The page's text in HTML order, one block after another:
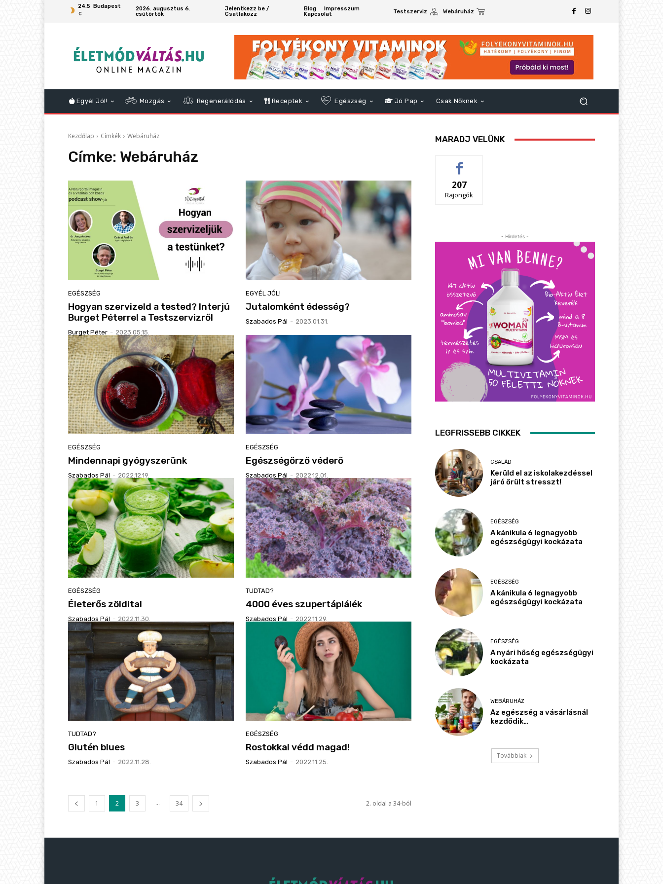
24.5
C
Budapest
2026. augusztus 6.
csütörtök
Jelentkezz be /
Csatlakozz
Blog
Impresszum
Kapcsolat
Testszerviz Webáruház
Egyél Jól! Mozgás Regenerálódás Receptek Egészség Jó Pap Csak Nőknek
Kezdőlap Címkék Webáruház
Címke: Webáruház
EGÉSZSÉG
Hogyan szervizeld a tested? Interjú
Burget Péterrel a Testszervizről
Burget Péter - 2023.05.15.
EGYÉL JÓL!
Jutalomként édesség?
Szabados Pál - 2023.01.31.
EGÉSZSÉG
Mindennapi gyógyszerünk
Szabados Pál - 2022.12.19.
EGÉSZSÉG
Egészségőrző véderő
Szabados Pál - 2022.12.01.
EGÉSZSÉG
Életerős zöldital
Szabados Pál - 2022.11.30.
TUDTAD?
4000 éves szupertáplálék
Szabados Pál - 2022.11.29.
TUDTAD?
Glutén blues
Szabados Pál - 2022.11.28.
EGÉSZSÉG
Rostokkal védd magad!
Szabados Pál - 2022.11.25.
1 2 3 ... 34 2. oldal a 34-ból
MARADJ VELÜNK
207
Rajongók
- Hirdetés -
LEGFRISSEBB CIKKEK
CSALÁD
Kerüld el az iskolakezdéssel
járó őrült stresszt!
EGÉSZSÉG
A kánikula 6 legnagyobb
egészségügyi kockázata
EGÉSZSÉG
A kánikula 6 legnagyobb
egészségügyi kockázata
EGÉSZSÉG
A nyári hőség egészségügyi
kockázata
WEBÁRUHÁZ
Az egészség a vásárlásnál
kezdődik…
Továbbiak